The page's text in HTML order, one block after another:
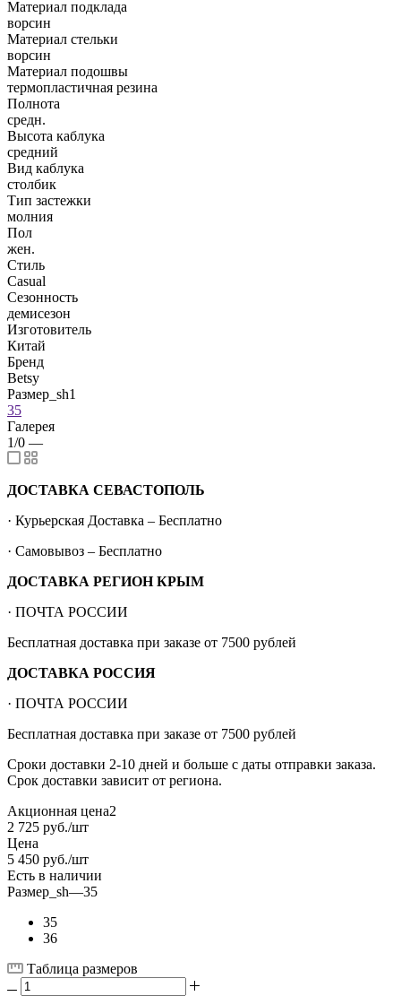
Материал подклада
ворсин
Материал стельки
ворсин
Материал подошвы
термопластичная резина
Полнота
средн.
Высота каблука
средний
Вид каблука
столбик
Тип застежки
молния
Пол
жен.
Стиль
Casual
Сезонность
демисезон
Изготовитель
Китай
Бренд
Betsy
Размер_sh1
35
Галерея
1/0 —
ДОСТАВКА СЕВАСТОПОЛЬ
· Курьерская Доставка – Бесплатно
· Самовывоз – Бесплатно
ДОСТАВКА РЕГИОН КРЫМ
· ПОЧТА РОССИИ
Бесплатная доставка при заказе от 7500 рублей
ДОСТАВКА РОССИЯ
· ПОЧТА РОССИИ
Бесплатная доставка при заказе от 7500 рублей
Сроки доставки 2-10 дней и больше с даты отправки заказа.
Срок доставки зависит от региона.
Акционная цена2
2 725 руб./шт
Цена
5 450 руб./шт
Есть в наличии
Размер_sh—35
35
36
Таблица размеров